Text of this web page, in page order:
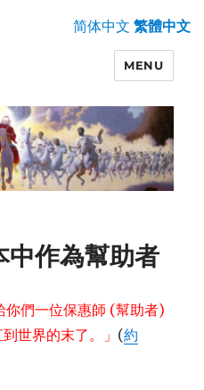
MENU
中作為幫助者
你們一位保惠師 (幫助者)
世界的末了。」 (約
简体中文 繁體中文